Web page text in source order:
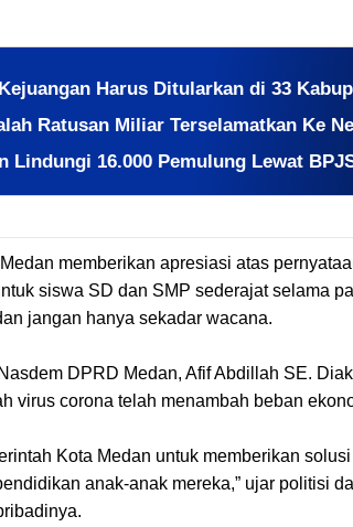
Harus Ditularkan di 33
Ratusan Miliar Terselamatkan Ke
Lindungi 16.000 Pemulung Lewat
memberikan apresiasi atas
siswa SD dan SMP sederajat selama
jangan hanya sekadar wacana.
DPRD Medan, Afif Abdillah SE.
virus corona telah menambah beban
Kota Medan untuk memberikan
anak-anak mereka,” ujar politisi